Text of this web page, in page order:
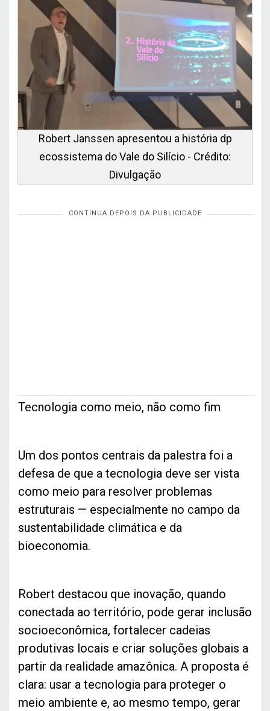
Robert Janssen apresentou a história dp
ecossistema do Vale do Silício - Crédito:
Divulgação
Tecnologia como meio, não como fim
Um dos pontos centrais da palestra foi a
defesa de que a tecnologia deve ser vista
como meio para resolver problemas
estruturais — especialmente no campo da
sustentabilidade climática e da
bioeconomia.
Robert destacou que inovação, quando
conectada ao território, pode gerar inclusão
socioeconômica, fortalecer cadeias
produtivas locais e criar soluções globais a
partir da realidade amazônica. A proposta é
clara: usar a tecnologia para proteger o
meio ambiente e, ao mesmo tempo, gerar